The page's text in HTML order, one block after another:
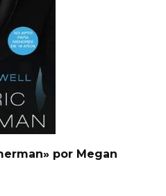
por Megan